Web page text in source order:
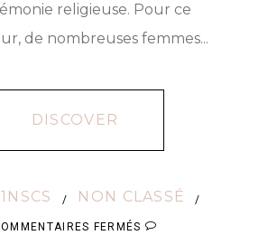
religieuse. Pour ce
de nombreuses femmes...
DISCOVER
/ NON CLASSÉ /
FERMÉS SUR